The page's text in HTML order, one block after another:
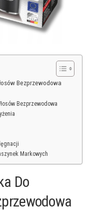
Bezprzewodowa
Bezprzewodowa
Markowych
Do